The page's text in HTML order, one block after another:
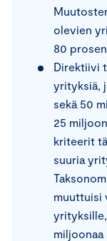
olevien
80
Direktiivi
yrityksiä,
sekä 50
25
kriteerit
suuria
muuttuisi
miljoonaa